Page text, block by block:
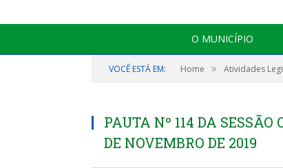
O MUNICÍPIO
VOCÊ ESTÁ EM: Home » Atividades
PAUTA Nº 114 DA
DE NOVEMBRO DE 2019